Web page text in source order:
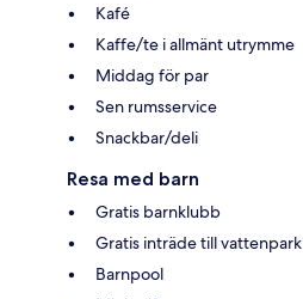
Kafé
Kaffe/te i allmänt utrymme
Middag för par
Sen rumsservice
Snackbar/deli
Resa med barn
Gratis barnklubb
Gratis inträde till vattenpark
Barnpool